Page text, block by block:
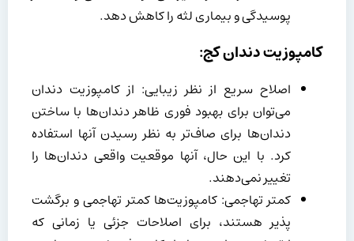
پوسیدگی و بیماری لثه را کاهش دهد.
کامپوزیت دندان کج:
اصلاح سریع از نظر زیبایی: از کامپوزیت دندان
می‌توان برای بهبود فوری ظاهر دندان‌ها با ساختن
دندان‌ها برای صاف‌تر به نظر رسیدن آنها استفاده
کرد. با این حال، آنها موقعیت واقعی دندان‌ها را
تغییر نمی‌دهند.
کمتر تهاجمی: کامپوزیت‌ها کمتر تهاجمی و برگشت
پذیر هستند، برای اصلاحات جزئی یا زمانی که